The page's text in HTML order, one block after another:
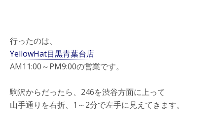
行ったのは、
YellowHat目黒青葉台店
AM11:00～PM9:00の営業です。
駒沢からだったら、246を渋谷方面に上って
山手通りを右折、1～2分で左手に見えてきます。